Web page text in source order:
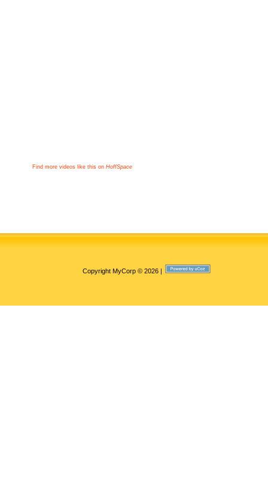
Find more videos like this on HoffSpace
Copyright MyCorp © 2026|